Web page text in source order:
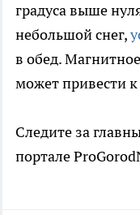
градуса выше
небольшой снег,
в обед.
может привести
Следите за
портале